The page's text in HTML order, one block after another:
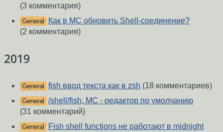
(3 комментария)
General
Как в MC обновить Shell-соединение?
(2 комментария)
2019
General fish ввод текста как в zsh (18 комментариев)
General /shell/fish, MC - редактор по умолчанию
(31 комментарий)
General
Fish shell functions не работают в midnight